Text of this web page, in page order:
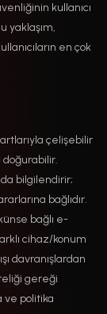
kullanıcı
yaklaşım,
en çok
çelişebilir
bilgilendirir;
bağlıdır.
bağlı e-
cihaz/konum
davranışlardan
gereği
ve politika